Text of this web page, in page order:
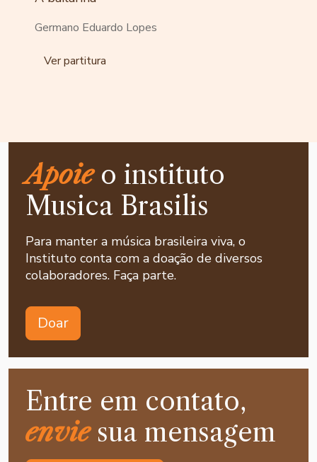
Germano Eduardo Lopes
Ver partitura
Apoieo instituto
Musica Brasilis
Para manter a música brasileira viva, o
Instituto conta com a doação de diversos
colaboradores. Faça parte.
Doar
Entre em contato,
enviesua mensagem